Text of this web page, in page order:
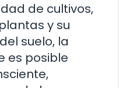
de cultivos,
y su
suelo, la
es posible